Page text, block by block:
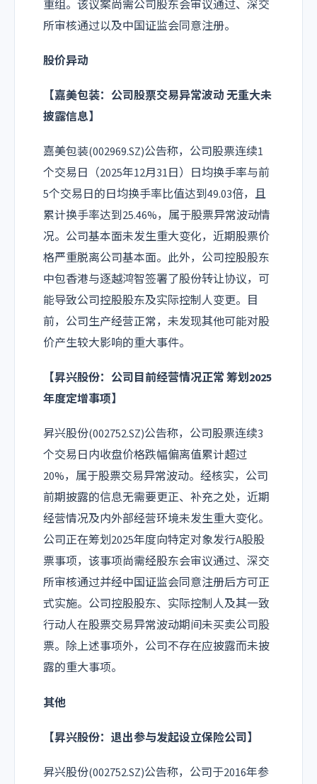
重组。该议案尚需公司股东会审议通过、深交
所审核通过以及中国证监会同意注册。
股价异动
【嘉美包装：公司股票交易异常波动 无重大未
披露信息】
嘉美包装(002969.SZ)公告称，公司股票连续1
个交易日（2025年12月31日）日均换手率与前
5个交易日的日均换手率比值达到49.03倍，且
累计换手率达到25.46%，属于股票异常波动情
况。公司基本面未发生重大变化，近期股票价
格严重脱离公司基本面。此外，公司控股股东
中包香港与逐越鸿智签署了股份转让协议，可
能导致公司控股股东及实际控制人变更。目
前，公司生产经营正常，未发现其他可能对股
价产生较大影响的重大事件。
【昇兴股份：公司目前经营情况正常 筹划2025
年度定增事项】
昇兴股份(002752.SZ)公告称，公司股票连续3
个交易日内收盘价格跌幅偏离值累计超过
20%，属于股票交易异常波动。经核实，公司
前期披露的信息无需要更正、补充之处，近期
经营情况及内外部经营环境未发生重大变化。
公司正在筹划2025年度向特定对象发行A股股
票事项，该事项尚需经股东会审议通过、深交
所审核通过并经中国证监会同意注册后方可正
式实施。公司控股股东、实际控制人及其一致
行动人在股票交易异常波动期间未买卖公司股
票。除上述事项外，公司不存在应披露而未披
露的重大事项。
其他
【昇兴股份：退出参与发起设立保险公司】
昇兴股份(002752.SZ)公告称，公司于2016年参